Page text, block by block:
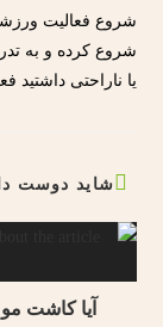
شروع فعالیت
شروع کرده و به
یا ناراحتی داشتید
شاید دوست
آیا کاشت